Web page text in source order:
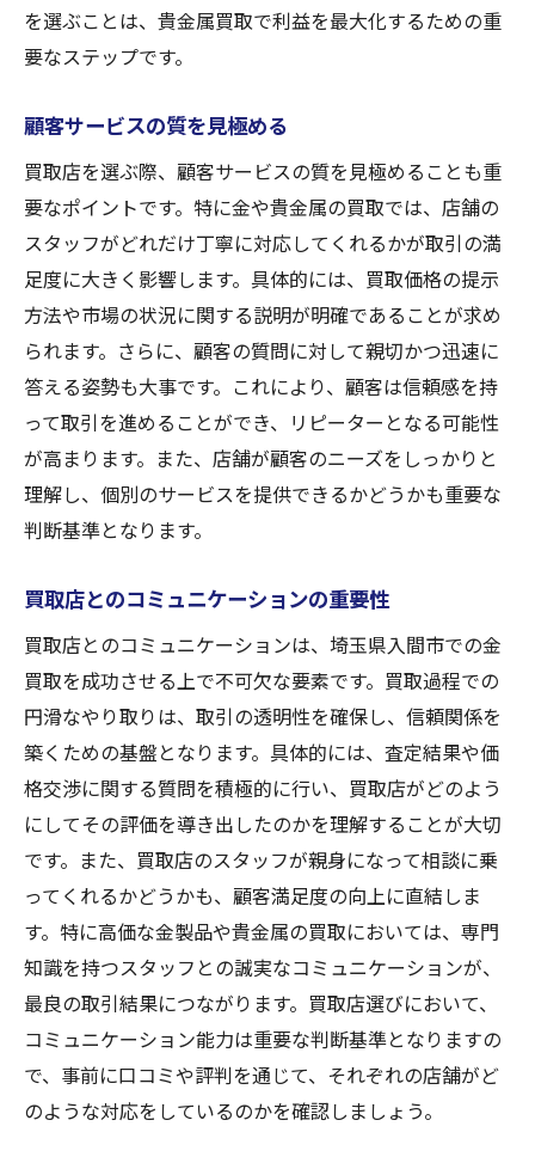
を選ぶことは、貴金属買取で利益を最大化するための重
要なステップです。
顧客サービスの質を見極める
買取店を選ぶ際、顧客サービスの質を見極めることも重
要なポイントです。特に金や貴金属の買取では、店舗の
スタッフがどれだけ丁寧に対応してくれるかが取引の満
足度に大きく影響します。具体的には、買取価格の提示
方法や市場の状況に関する説明が明確であることが求め
られます。さらに、顧客の質問に対して親切かつ迅速に
答える姿勢も大事です。これにより、顧客は信頼感を持
って取引を進めることができ、リピーターとなる可能性
が高まります。また、店舗が顧客のニーズをしっかりと
理解し、個別のサービスを提供できるかどうかも重要な
判断基準となります。
買取店とのコミュニケーションの重要性
買取店とのコミュニケーションは、埼玉県入間市での金
買取を成功させる上で不可欠な要素です。買取過程での
円滑なやり取りは、取引の透明性を確保し、信頼関係を
築くための基盤となります。具体的には、査定結果や価
格交渉に関する質問を積極的に行い、買取店がどのよう
にしてその評価を導き出したのかを理解することが大切
です。また、買取店のスタッフが親身になって相談に乗
ってくれるかどうかも、顧客満足度の向上に直結しま
す。特に高価な金製品や貴金属の買取においては、専門
知識を持つスタッフとの誠実なコミュニケーションが、
最良の取引結果につながります。買取店選びにおいて、
コミュニケーション能力は重要な判断基準となりますの
で、事前に口コミや評判を通じて、それぞれの店舗がど
のような対応をしているのかを確認しましょう。